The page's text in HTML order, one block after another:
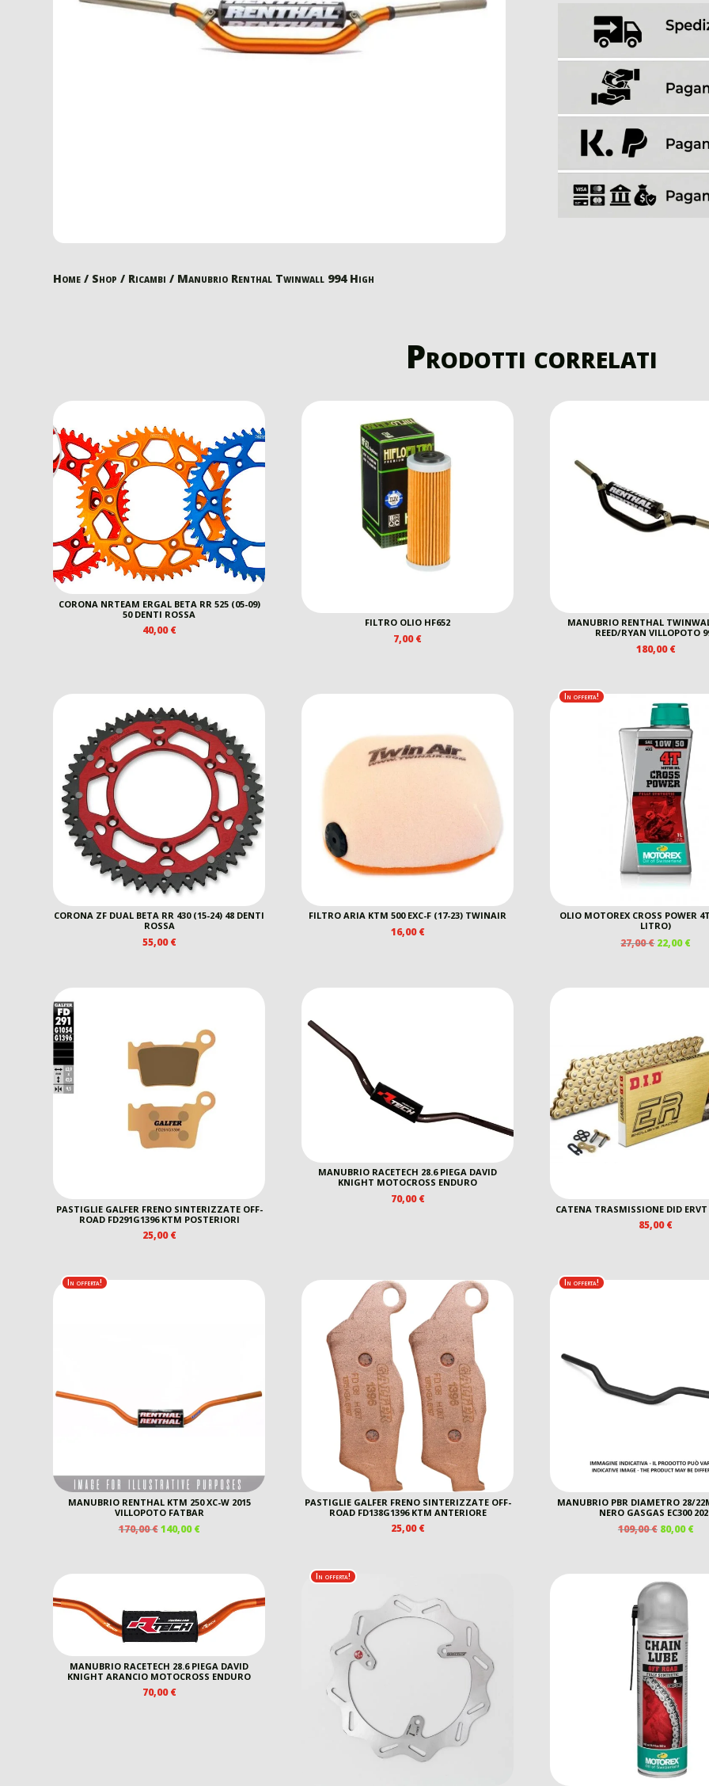
Home / Shop / Ricambi / Manubrio Renthal Twinwall 994 High
Prodotti correlati
CORONA NRTEAM ERGAL BETA RR 525 (05-09)
50 DENTI ROSSA
40,00€
FILTRO OLIO HF652
7,00€
MANUBRIO RENTHAL
REED/RYAN VILLOPOTO
180,00€
CORONA ZF DUAL BETA RR 430 (15-24) 48 DENTI
ROSSA
55,00€
FILTRO ARIA KTM 500 EXC-F (17-23) TWINAIR
16,00€
In offerta!
OLIO MOTOREX CROSS POWER
LITRO)
27,00€ IL
22,00€IL
PASTIGLIE GALFER FRENO SINTERIZZATE OFF-
ROAD FD291G1396 KTM POSTERIORI
25,00€
MANUBRIO RACETECH 28.6 PIEGA DAVID
KNIGHT MOTOCROSS ENDURO
70,00€
CATENA TRASMISSIONE DID ERVT
85,00€
In offerta!
MANUBRIO RENTHAL KTM 250 XC-W 2015
VILLOPOTO FATBAR
170,00€IL
140,00€IL
PASTIGLIE GALFER FRENO SINTERIZZATE OFF-
ROAD FD138G1396 KTM ANTERIORE
25,00€
In offerta!
MANUBRIO PBR DIAMETRO 28/
NERO GASGAS EC300
109,00€ IL
109,00 €.
80,00€IL
MANUBRIO RACETECH 28.6 PIEGA DAVID
KNIGHT ARANCIO MOTOCROSS ENDURO
70,00€
In offerta!